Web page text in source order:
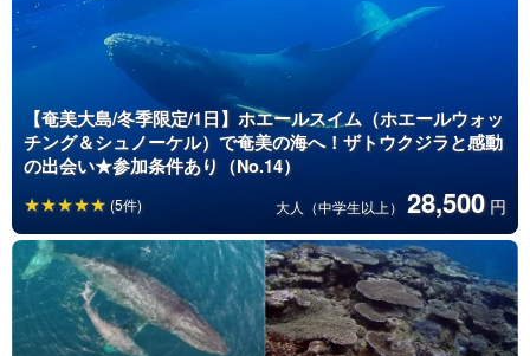
【奄美大島/冬季限定/1日】ホエールスイム（ホエールウォッ
チング＆シュノーケル）で奄美の海へ！ザトウクジラと感動
の出会い★参加条件あり（No.14）
大人（中学生以上） 28,500 円
(5件)